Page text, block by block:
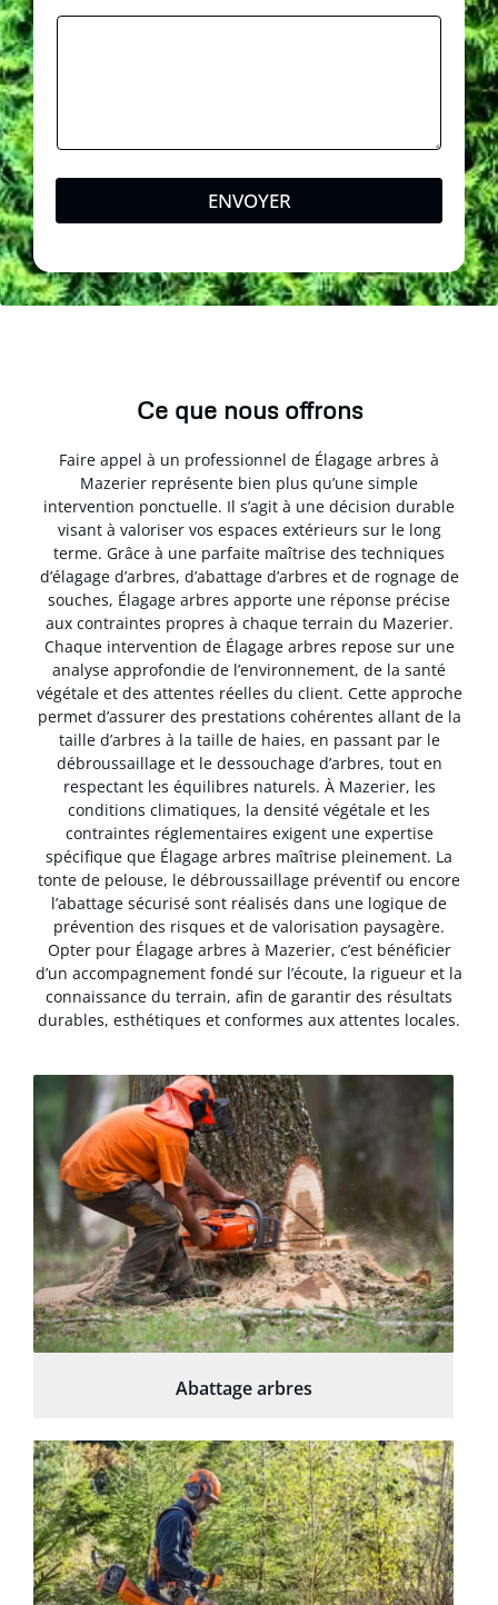
ENVOYER
Ce que nous offrons
Faire appel à un professionnel de Élagage arbres à
Mazerier représente bien plus qu’une simple
intervention ponctuelle. Il s’agit à une décision durable
visant à valoriser vos espaces extérieurs sur le long
terme. Grâce à une parfaite maîtrise des techniques
d’élagage d’arbres, d’abattage d’arbres et de rognage de
souches, Élagage arbres apporte une réponse précise
aux contraintes propres à chaque terrain du Mazerier.
Chaque intervention de Élagage arbres repose sur une
analyse approfondie de l’environnement, de la santé
végétale et des attentes réelles du client. Cette approche
permet d’assurer des prestations cohérentes allant de la
taille d’arbres à la taille de haies, en passant par le
débroussaillage et le dessouchage d’arbres, tout en
respectant les équilibres naturels. À Mazerier, les
conditions climatiques, la densité végétale et les
contraintes réglementaires exigent une expertise
spécifique que Élagage arbres maîtrise pleinement. La
tonte de pelouse, le débroussaillage préventif ou encore
l’abattage sécurisé sont réalisés dans une logique de
prévention des risques et de valorisation paysagère.
Opter pour Élagage arbres à Mazerier, c’est bénéficier
d’un accompagnement fondé sur l’écoute, la rigueur et la
connaissance du terrain, afin de garantir des résultats
durables, esthétiques et conformes aux attentes locales.
Abattage arbres